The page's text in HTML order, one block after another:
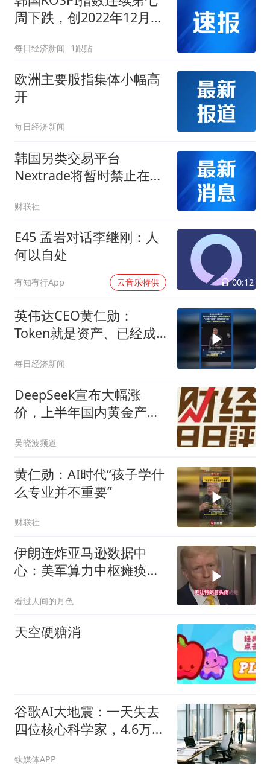
周下跌，创2022年12月以
每日经济新闻 1跟贴
欧洲主要股指集体小幅高
开
每日经济新闻
韩国另类交易平台
Nextrade将暂时禁止在当
财联社
E45 孟岩对话李继刚：人
何以自处
有知有行App 云音乐特供 00:12
英伟达CEO黄仁勋：
Token就是资产、已经成
每日经济新闻
DeepSeek宣布大幅涨
价，上半年国内黄金产量
吴晓波频道
黄仁勋：AI时代“孩子学什
么专业并不重要”
财联社
伊朗连炸亚马逊数据中
心：美军算力中枢瘫痪，
看过人间的月色
天空硬糖消
谷歌AI大地震：一天失去
四位核心科学家，4.6万亿
钛媒体APP